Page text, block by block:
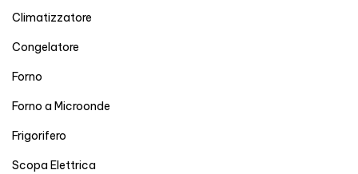
Climatizzatore
Congelatore
Forno
Forno a Microonde
Frigorifero
Scopa Elettrica